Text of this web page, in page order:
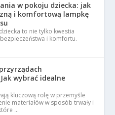
w pokoju dziecka: jak
i komfortową lampkę
to nie tylko kwestia
i komfortu.
wybrać idealne
kluczową rolę w przemyśle
materiałów w sposób trwały i
…